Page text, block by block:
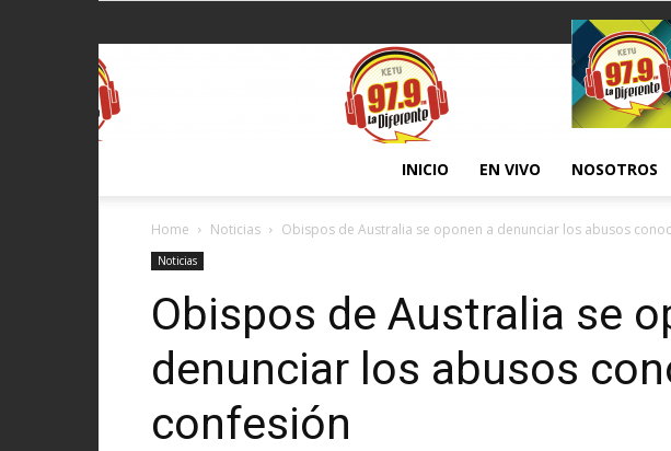
INICIO EN VIVO NOSOTROS
Home Noticias Obispos de Australia se oponen a denunciar los abusos
Noticias
Obispos de Australia se
denunciar los abusos
confesión